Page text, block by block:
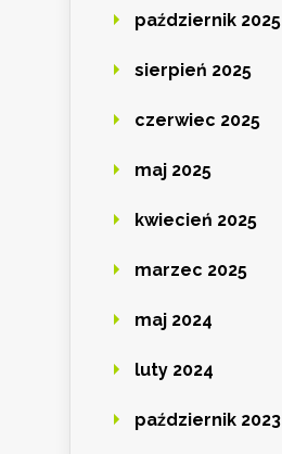
październik 2025
sierpień 2025
czerwiec 2025
maj 2025
kwiecień 2025
marzec 2025
maj 2024
luty 2024
październik 2023